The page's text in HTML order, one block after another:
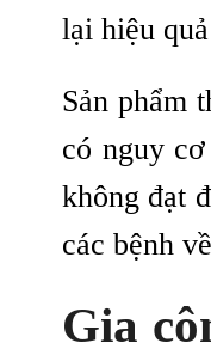
lại hiệu
Sản phẩm
có nguy
không đạt
các bệnh
Gia